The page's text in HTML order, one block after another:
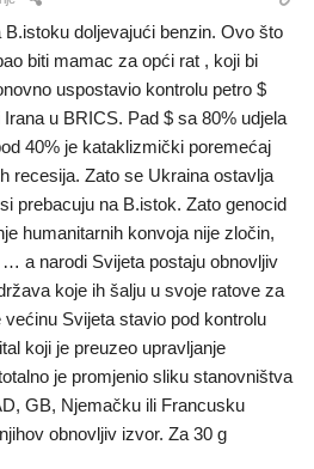
B.istoku doljevajući benzin. Ovo što
biti mamac za opći rat , koji bi
uspostavio kontrolu petro $
u BRICS. Pad $ sa 80% udjela
40% je kataklizmički poremećaj
recesija. Zato se Ukraina ostavlja
prebacuju na B.istok. Zato genocid
humanitarnih konvoja nije zločin,
a narodi Svijeta postaju obnovljiv
koje ih šalju u svoje ratove za
Svijeta stavio pod kontrolu
koji je preuzeo upravljanje
je promjenio sliku stanovništva
GB, Njemačku ili Francusku
obnovljiv izvor. Za 30 g